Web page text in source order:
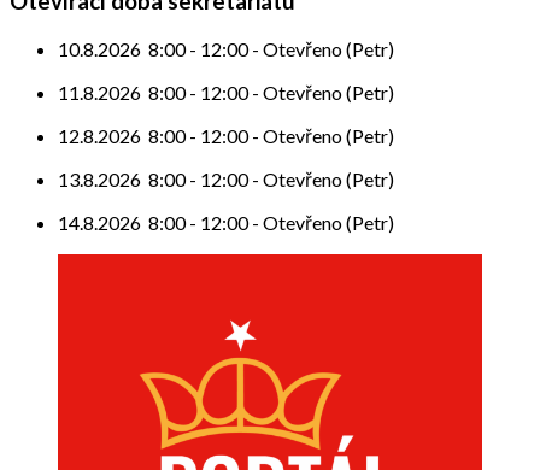
10.8.2026 8:00- 12:00- Otevřeno (Petr)
11.8.2026 8:00- 12:00- Otevřeno (Petr)
12.8.2026 8:00- 12:00- Otevřeno (Petr)
13.8.2026 8:00- 12:00- Otevřeno (Petr)
14.8.2026 8:00- 12:00- Otevřeno (Petr)